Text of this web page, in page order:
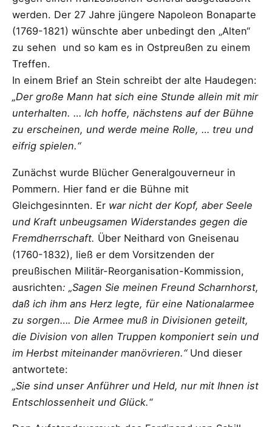
werden. Der 27 Jahre jüngere Napoleon Bonaparte
(1769-1821) wünschte aber unbedingt den „Alten“
zu sehen und so kam es in Ostpreußen zu einem
Treffen.
In einem Brief an Stein schreibt der alte Haudegen:
„Der große Mann hat sich eine Stunde allein mit mir
unterhalten. … Ich hoffe, nächstens auf der Bühne
zu erscheinen, und werde meine Rolle, … treu und
eifrig spielen.“
Zunächst wurde Blücher Generalgouverneur in
Pommern. Hier fand er die Bühne mit
Gleichgesinnten. Er war nicht der Kopf, aber Seele
und Kraft unbeugsamen Widerstandes gegen die
Fremdherrschaft. Über Neithard von Gneisenau
(1760-1832), ließ er dem Vorsitzenden der
preußischen Militär-Reorganisation-Kommission,
ausrichten: „Sagen Sie meinen Freund Scharnhorst,
daß ich ihm ans Herz legte, für eine Nationalarmee
zu sorgen…. Die Armee muß in Divisionen geteilt,
die Division von allen Truppen komponiert sein und
im Herbst miteinander manövrieren.“Und dieser
antwortete:
„Sie sind unser Anführer und Held, nur mit Ihnen ist
Entschlossenheit und Glück.“